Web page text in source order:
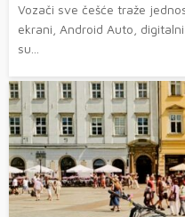
Vozači sve češće traže
ekrani, Android Auto,
su...